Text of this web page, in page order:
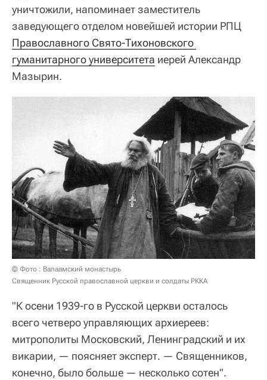
уничтожили, напоминает заместитель
заведующего отделом новейшей истории РПЦ
Православного Свято-Тихоновского
гуманитарного университета иерей Александр
Мазырин.
© Фото : Валаамский монастырь
Священник Русской православной церкви и солдаты РККА
"К осени 1939-го в Русской церкви осталось
всего четверо управляющих архиереев:
митрополиты Московский, Ленинградский и их
викарии, — поясняет эксперт. — Священников,
конечно, было больше — несколько сотен".